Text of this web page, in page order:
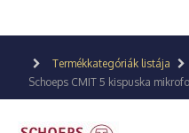
Termékkategóriák listája
Schoeps CMIT 5 kispuska